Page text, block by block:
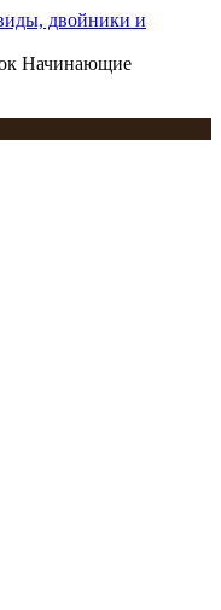
двойники и
Начинающие